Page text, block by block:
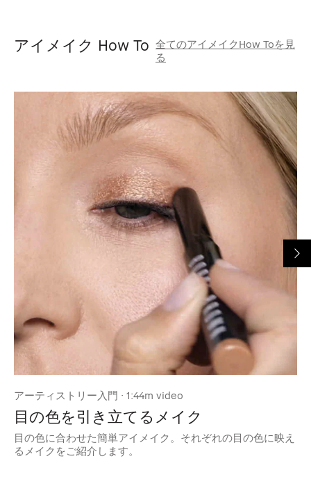
アイメイク How To 全てのアイメイクHow Toを見
る
アーティストリー入門 · 1:44m video
目の色を引き立てるメイク
目の色に合わせた簡単アイメイク。それぞれの目の色に映え
るメイクをご紹介します。